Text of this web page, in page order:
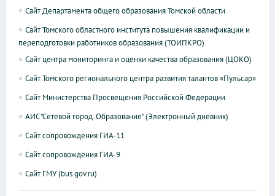
Сайт Департамента общего образования Томской области
Сайт Томского областного института повышения квалификации и
переподготовки работников образования (ТОИПКРО)
Сайт центра мониторинга и оценки качества образования (ЦОКО)
Сайт Томского регионального центра развития талантов «Пульсар»
Сайт Министерства Просвещения Российской Федерации
АИС "Сетевой город. Образование" (Электронный дневник)
Сайт сопровождения ГИА-11
Сайт сопровождения ГИА-9
Сайт ГМУ (bus.gov.ru)